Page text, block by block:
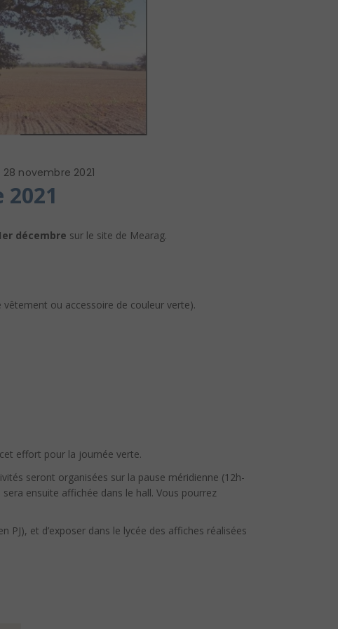
28 novembre 2021
décembre sur le site de Mearag.
ou accessoire de couleur verte).
effort pour la journée verte.
seront organisées sur la pause méridienne (12h-
ensuite affichée dans le hall. Vous pourrez
PJ), et d’exposer dans le lycée des affiches réalisées